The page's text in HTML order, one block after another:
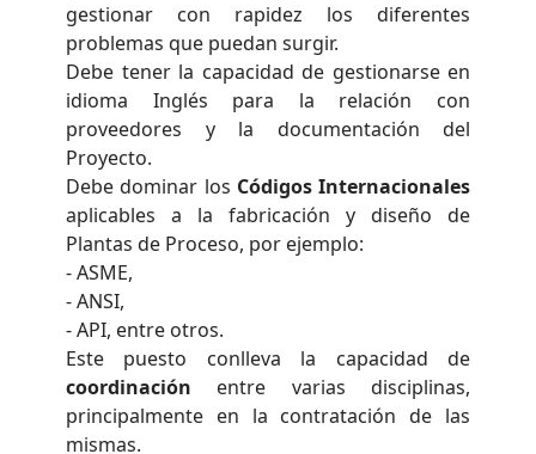
gestionar con rapidez los diferentes
problemas que puedan surgir.
Debe tener la capacidad de gestionarse en
idioma Inglés para la relación con
proveedores y la documentación del
Proyecto.
Debe dominar los Códigos Internacionales
aplicables a la fabricación y diseño de
Plantas de Proceso, por ejemplo:
- ASME,
- ANSI,
- API, entre otros.
Este puesto conlleva la capacidad de
coordinación entre varias disciplinas,
principalmente en la contratación de las
mismas.